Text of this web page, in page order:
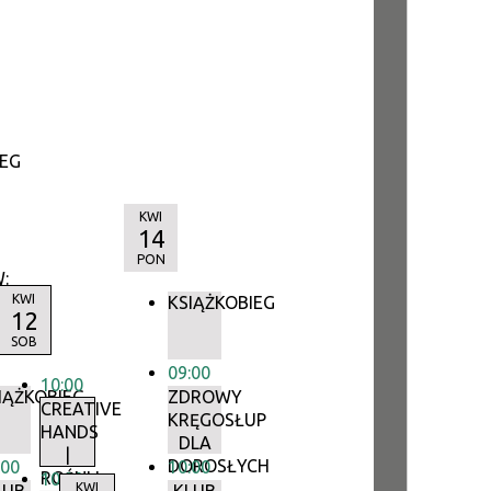
KWI
12
SOB
10:00
CREATIVE
HANDS
ROŚNIJ
10:00KWI
KWI
14
PON
KSIĄŻKOBIEG
09:00
ZDROWY
KRĘGOSŁUP
DLA
DOROSŁYCH
10:00